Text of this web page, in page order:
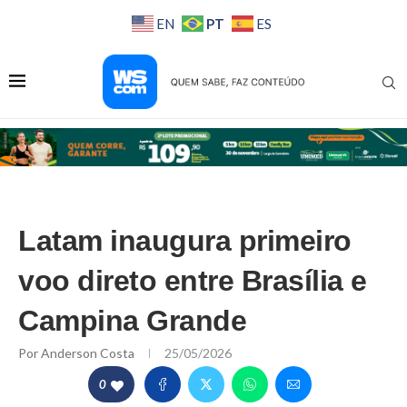
EN PT ES
Latam inaugura primeiro
voo direto entre Brasília e
Campina Grande
PorAnderson Costa 25/05/2026
0